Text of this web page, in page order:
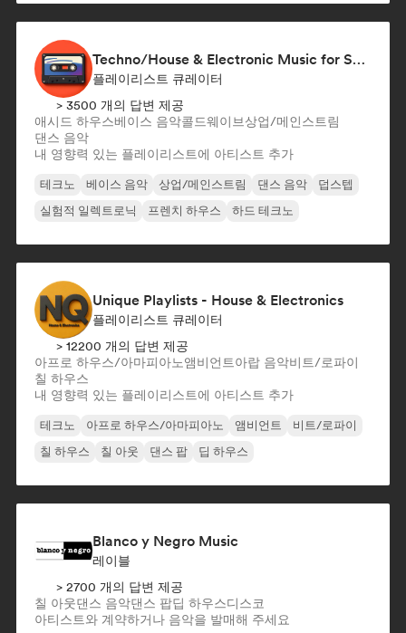
Techno/House & Electronic Music for Svea Playlists
플레이리스트 큐레이터
> 3500 개의 답변 제공
애시드 하우스베이스 음악콜드웨이브상업/메인스트림
댄스 음악
내 영향력 있는 플레이리스트에 아티스트 추가
테크노 베이스 음악 상업/메인스트림 댄스 음악
덥스텝
실험적 일렉트로닉
프렌치 하우스 하드 테크노
Unique Playlists - House & Electronics
플레이리스트 큐레이터
> 12200 개의 답변 제공
아프로 하우스/아마피아노앰비언트아랍 음악비트/로파이
칠 하우스
내 영향력 있는 플레이리스트에 아티스트 추가
테크노 아프로 하우스/아마피아노 앰비언트
비트/로파이
칠 하우스
칠 아웃 댄스 팝 딥 하우스
Blanco y Negro Music
레이블
> 2700 개의 답변 제공
칠 아웃댄스 음악댄스 팝딥 하우스디스코
아티스트와 계약하거나 음악을 발매해 주세요